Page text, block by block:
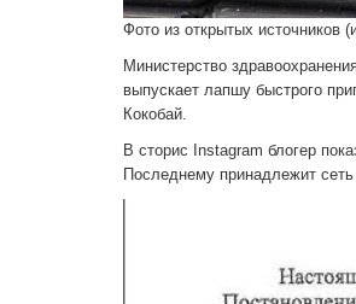
Фото из открытых источников
Министерство
выпускает лапшу быстрого
Кокобай.
В сторис Instagram блогер
Последнему принадлежит